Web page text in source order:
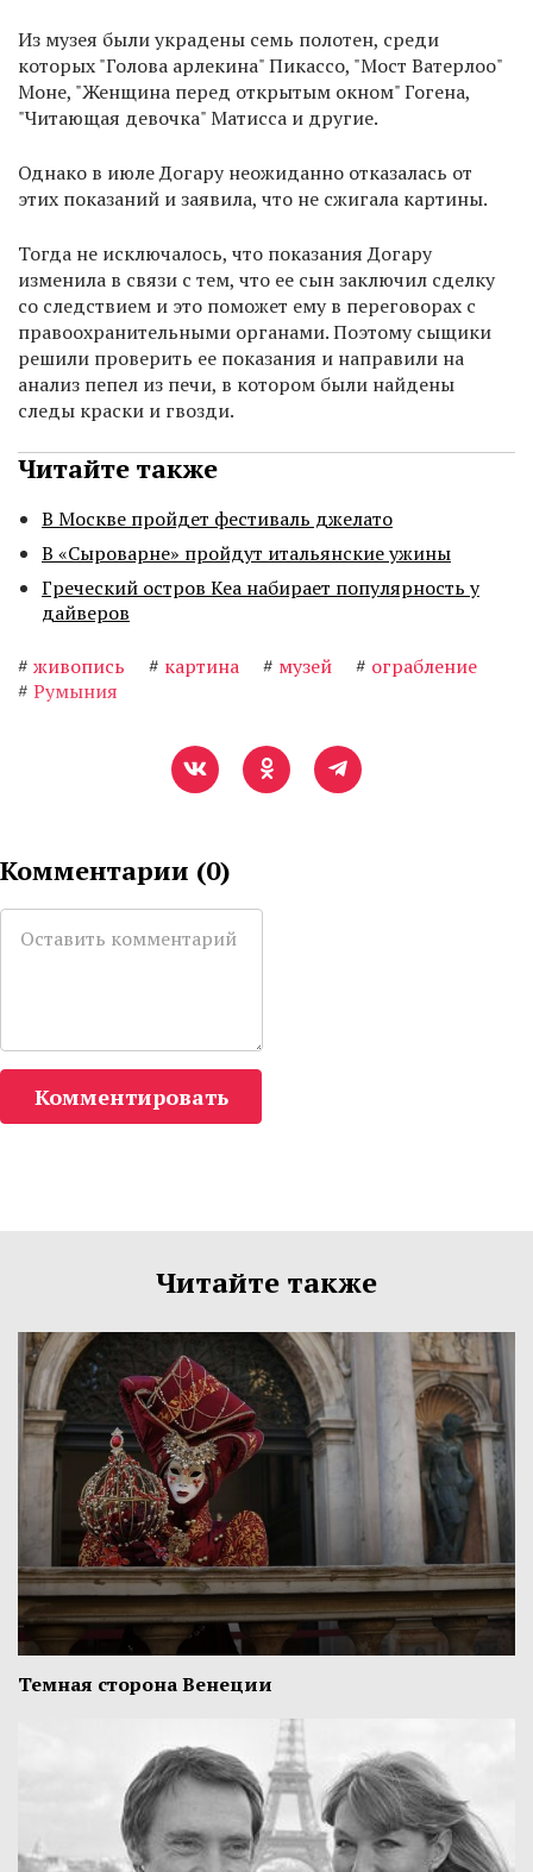
Из музея были украдены семь полотен, среди
которых "Голова арлекина" Пикассо, "Мост Ватерлоо"
Моне, "Женщина перед открытым окном" Гогена,
"Читающая девочка" Матисса и другие.
Однако в июле Догару неожиданно отказалась от
этих показаний и заявила, что не сжигала картины.
Тогда не исключалось, что показания Догару
изменила в связи с тем, что ее сын заключил сделку
со следствием и это поможет ему в переговорах с
правоохранительными органами. Поэтому сыщики
решили проверить ее показания и направили на
анализ пепел из печи, в котором были найдены
следы краски и гвозди.
Читайте также
В Москве пройдет фестиваль джелато
В «Сыроварне» пройдут итальянские ужины
Греческий остров Кеа набирает популярность у
дайверов
# живопись # картина # музей # ограбление
# Румыния
Комментарии (0)
Комментировать
Читайте также
Темная сторона Венеции